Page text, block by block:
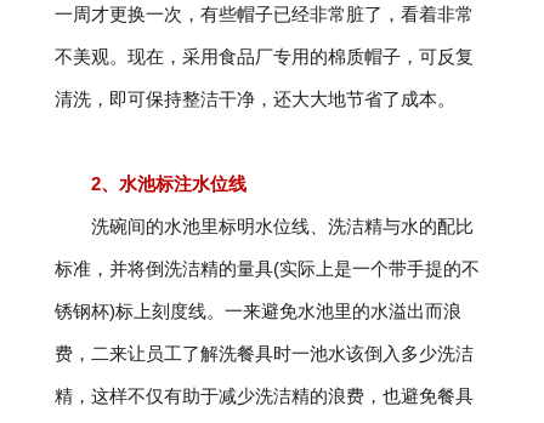
一周才更换一次，有些帽子已经非常脏了，看着非常
不美观。现在，采用食品厂专用的棉质帽子，可反复
清洗，即可保持整洁干净，还大大地节省了成本。
2、水池标注水位线
洗碗间的水池里标明水位线、洗洁精与水的配比
标准，并将倒洗洁精的量具(实际上是一个带手提的不
锈钢杯)标上刻度线。一来避免水池里的水溢出而浪
费，二来让员工了解洗餐具时一池水该倒入多少洗洁
精，这样不仅有助于减少洗洁精的浪费，也避免餐具